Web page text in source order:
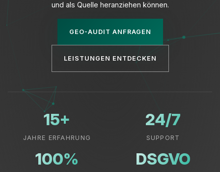
und als Quelle heranziehen können.
GEO-AUDIT ANFRAGEN
LEISTUNGEN ENTDECKEN
15+
JAHRE ERFAHRUNG
24/7
SUPPORT
100% DSGVO